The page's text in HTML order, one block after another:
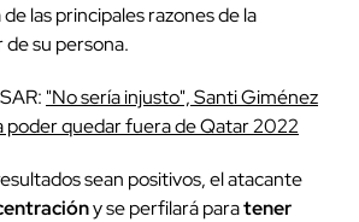
de las principales razones de la
su persona.
"No sería injusto", Santi Giménez
poder quedar fuera de Qatar 2022
sean positivos, el atacante
y se perfilará paratener